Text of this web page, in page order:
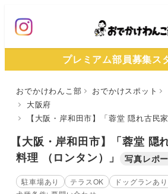
ン
プレミアム部員募集ス
おでかけわんこ部 おでかけスポット
大阪府
【大阪・岸和田市】「蓉堂 隠れ古民家本格
【大阪・岸和田市】「蓉堂 隠
料理 （ロンタン）」
写真レポ
駐車場あり テラスOK
ドッグランあり